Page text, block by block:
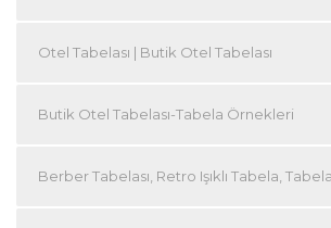
Otel Tabelası | Butik Otel Tabelası
Butik Otel Tabelası-Tabela Örnekleri
Berber Tabelası, Retro Işıklı Tabela, Tabela